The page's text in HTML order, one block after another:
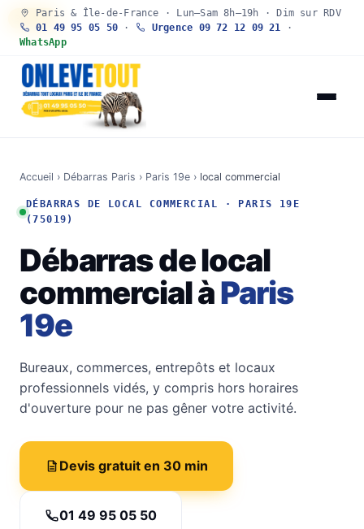
Paris & Île-de-France · Lun–Sam 8h–19h · Dim sur RDV
01 49 95 05 50 · Urgence 09 72 12 09 21 ·
WhatsApp
Accueil › Débarras Paris › Paris 19e › local commercial
DÉBARRAS DE LOCAL COMMERCIAL · PARIS 19E
(75019)
Débarras de local
commercial àParis
19e
Bureaux, commerces, entrepôts et locaux
professionnels vidés, y compris hors horaires
d'ouverture pour ne pas gêner votre activité.
Devis gratuit en 30 min
01 49 95 05 50
30 SEC